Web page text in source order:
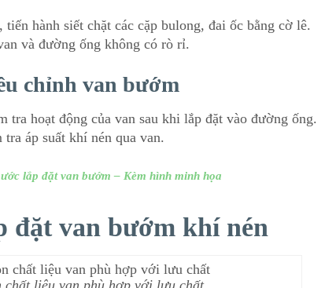
hành siết chặt các cặp bulong, đai ốc bằng cờ lê.
và đường ống không có rò rỉ.
chỉnh van bướm
tra hoạt động của van sau khi lắp đặt vào đường ống.
áp suất khí nén qua van.
lắp đặt van bướm – Kèm hình minh họa
đặt van bướm khí nén